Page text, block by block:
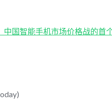
中国智能手机市场价格战的首